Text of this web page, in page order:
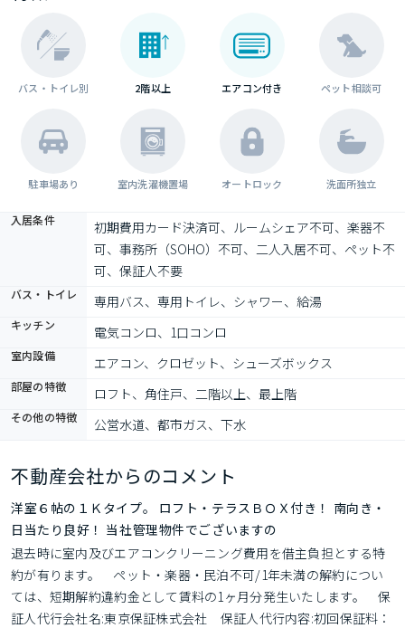
バス・トイレ別 2階以上 エアコン付き ペット相談可
駐車場あり 室内洗濯機置場 オートロック 洗面所独立
入居条件
初期費用カード決済可、ルームシェア不可、楽器不
可、事務所（SOHO）不可、二人入居不可、ペット不
可、保証人不要
バス・トイレ 専用バス、専用トイレ、シャワー、給湯
キッチン 電気コンロ、1口コンロ
室内設備 エアコン、クロゼット、シューズボックス
部屋の特徴 ロフト、角住戸、二階以上、最上階
その他の特徴 公営水道、都市ガス、下水
不動産会社からのコメント
洋室６帖の１Ｋタイプ。 ロフト・テラスＢＯＸ付き！ 南向き・
日当たり良好！ 当社管理物件でございますの
退去時に室内及びエアコンクリーニング費用を借主負担とする特
約が有ります。　ペット・楽器・民泊不可/1年未満の解約につい
ては、短期解約違約金として賃料の1ヶ月分発生いたします。　保
証人代行会社名:東京保証株式会社　保証人代行内容:初回保証料：